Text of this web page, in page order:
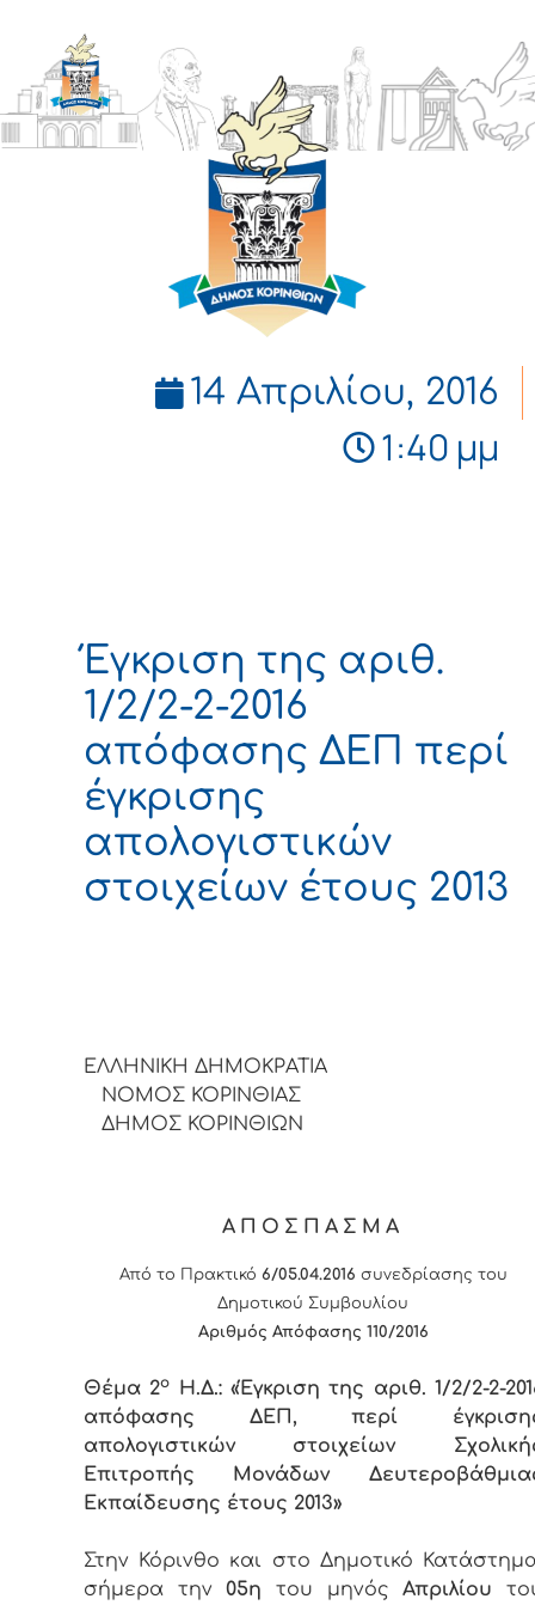
ΔΗΜΟΣ
ΚΟΡΙΝΘΙΩΝ
14 Απριλίου, 2016
1:40 μμ
Έγκριση της αριθ.
1/2/2-2-2016
απόφασης ΔΕΠ περί
έγκρισης
απολογιστικών
στοιχείων έτους 2013
ΕΛΛΗΝΙΚΗ ΔΗΜΟΚΡΑΤΙΑ
ΝΟΜΟΣ ΚΟΡΙΝΘΙΑΣ
ΔΗΜΟΣ ΚΟΡΙΝΘΙΩΝ
ΑΠΟΣΠΑΣΜΑ
Από το Πρακτικό 6/05.04.2016 συνεδρίασης του
Δημοτικού Συμβουλίου
Αριθμός Απόφασης 110/2016
Θέμα 2ο Η.Δ.: «Έγκριση της αριθ. 1/2/2-2-
απόφασης ΔΕΠ, περί
απολογιστικών στοιχείων
Επιτροπής Μονάδων
Εκπαίδευσης έτους 2013»
Στην Κόρινθο και στο Δημοτικό
σήμερα την05η του μηνόςΑπριλίου